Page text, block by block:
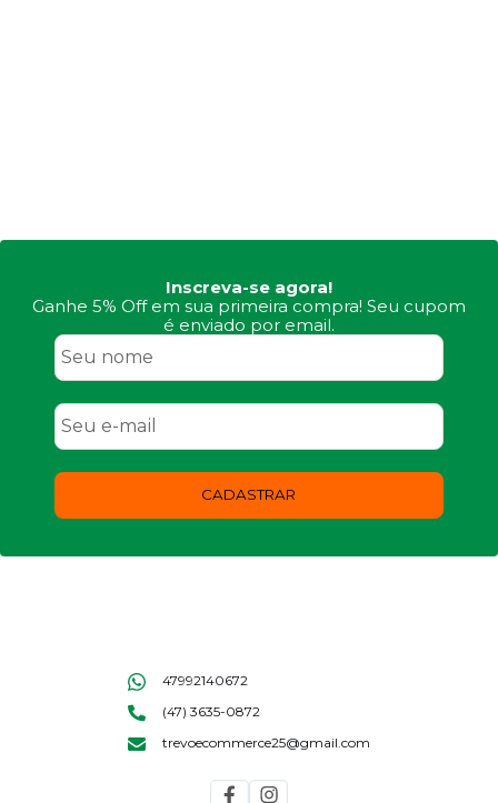
Inscreva-se agora!
Ganhe 5% Off em sua primeira compra! Seu cupom
é enviado por email.
CADASTRAR
47992140672
(47) 3635-0872
trevoecommerce25@gmail.com